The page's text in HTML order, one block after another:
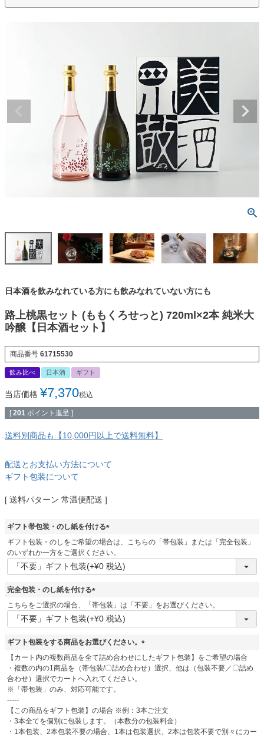
日本酒を飲みなれている方にも飲みなれていない方にも
路上桃黒セット (ももくろせっと) 720ml×2本 純米大
吟醸【日本酒セット】
商品番号 61715530
飲み比べ 日本酒 ギフト
当店価格 ¥7,370税込
[ 201 ポイント進呈 ]
送料別商品も【10,000円以上で送料無料】
配送とお支払い方法について
ギフト包装について
送料パターン 常温便配送
ギフト帯包装・のし紙を付ける
(
必
須
)
ギフト包装・のしをご希望の場合は、こちらの「帯包装」または「完全包装」
のいずれか一方をご選択ください。
完全包装・のし紙を付ける
(
必
須
こちらをご選択の場合、「帯包装」は「不要」をお選びください。
ギフト包装をする商品をお選びください。
(
必
【カート内の複数商品を全て詰め合わせにしたギフト包装】をご希望の場合
・複数の内の1商品を（帯包装/〇詰め合わせ）選択、他は（包装不要／〇詰め
合わせ）選択でカートへ入れてください。
※「帯包装」のみ、対応可能です。
-----
【この商品をギフト包装】の場合 ※例：3本ご注文
・3本全てを個別に包装します。（本数分の包装料金）
・1本包装、2本包装不要の場合、1本は包装選択、2本は包装不要で別々にカー